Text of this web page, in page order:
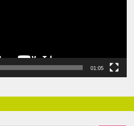
01:05